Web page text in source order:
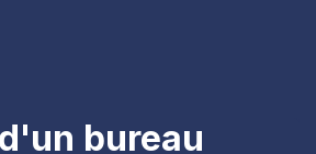
bureau